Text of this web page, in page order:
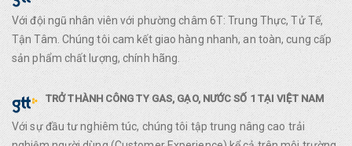
Với đội ngũ nhân viên với phường châm 6T: Trung Thực, Tử Tế,
Tận Tâm. Chúng tôi cam kết giao hàng nhanh, an toàn, cung cấp
sản phẩm chất lượng, chính hãng.
TRỞ THÀNH CÔNG TY GAS, GẠO, NƯỚC SỐ 1 TẠI VIỆT NAM
Với sự đầu tư nghiêm túc, chúng tôi tập trung nâng cao trải